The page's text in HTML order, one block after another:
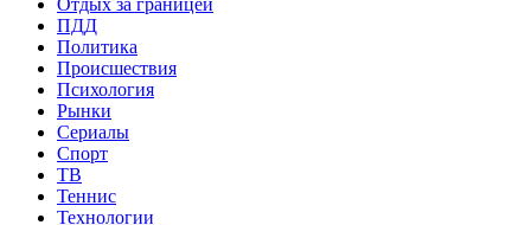
ПДД
Политика
Происшествия
Психология
Рынки
Сериалы
Спорт
ТВ
Теннис
Технологии